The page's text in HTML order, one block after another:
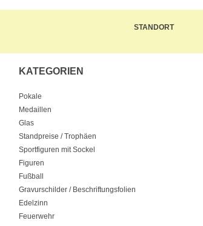
STANDORT
KATEGORIEN
Pokale
Medaillen
Glas
Standpreise / Trophäen
Sportfiguren mit Sockel
Figuren
Fußball
Gravurschilder / Beschriftungsfolien
Edelzinn
Feuerwehr